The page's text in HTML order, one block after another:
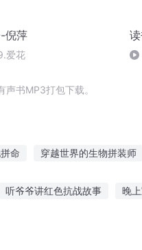
倪萍
爱花
书MP3打包下载。
命 穿越世界的生物拼装师
听爷爷讲红色抗战故事 晚